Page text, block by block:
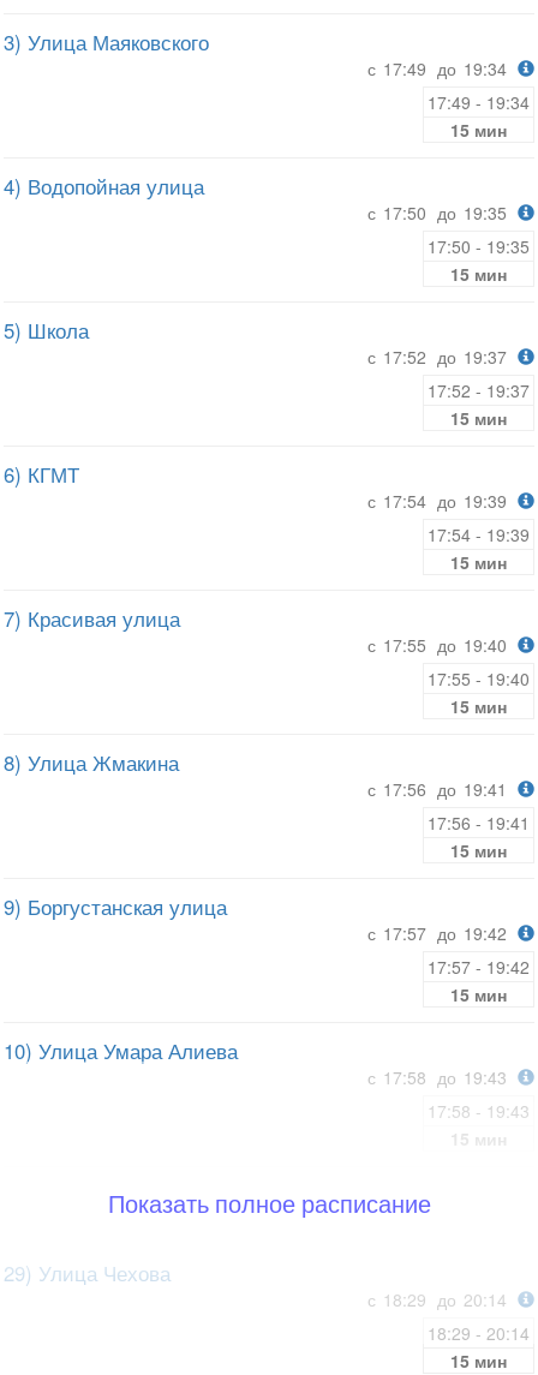
3) Улица Маяковского
с 17:49 до 19:34
17:49 - 19:34
15 мин
4) Водопойная улица
с 17:50 до 19:35
17:50 - 19:35
15 мин
5) Школа
с 17:52 до 19:37
17:52 - 19:37
15 мин
6) КГМТ
с 17:54 до 19:39
17:54 - 19:39
15 мин
7) Красивая улица
с 17:55 до 19:40
17:55 - 19:40
15 мин
8) Улица Жмакина
с 17:56 до 19:41
17:56 - 19:41
15 мин
9) Боргустанская улица
с 17:57 до 19:42
17:57 - 19:42
15 мин
10) Улица Умара Алиева
с 17:58 до 19:43
17:58 - 19:43
15 мин
Показать полное расписание
29) Улица Чехова
с 18:29 до 20:14
18:29 - 20:14
15 мин